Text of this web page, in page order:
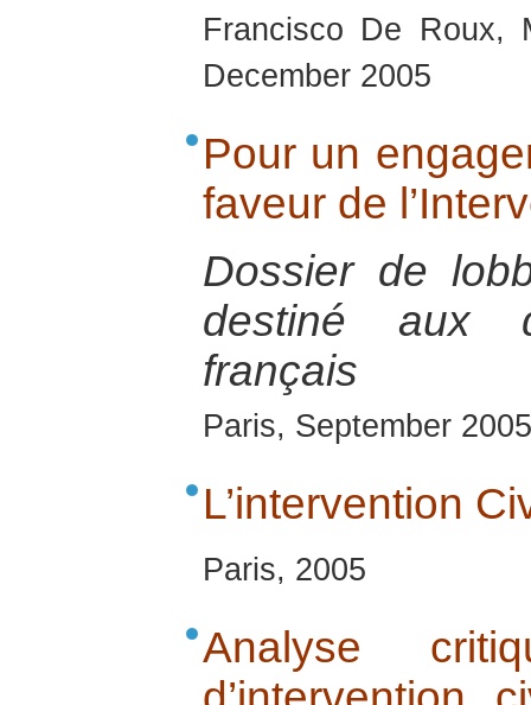
Francisco De Roux,
December 2005
Pour un
faveur de
Dossier de
destiné aux
français
Paris, September 2005
L’intervention
Paris, 2005
Analyse